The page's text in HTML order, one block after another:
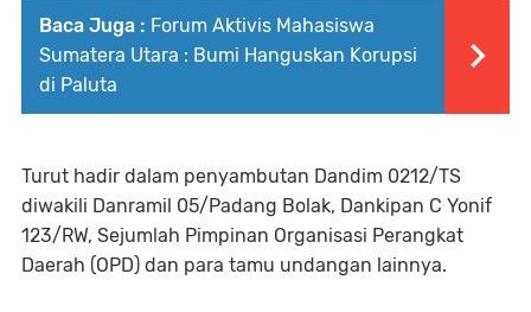
Baca Juga : Forum Aktivis Mahasiswa
Sumatera Utara : Bumi Hanguskan Korupsi
di Paluta
Turut hadir dalam penyambutan Dandim 0212/TS
diwakili Danramil 05/Padang Bolak, Dankipan C Yonif
123/RW, Sejumlah Pimpinan Organisasi Perangkat
Daerah (OPD) dan para tamu undangan lainnya.⁣